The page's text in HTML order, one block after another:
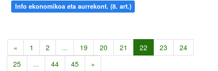
Info ekonomikoa eta aurrekont. (8. art.)
« 1 2 ... 19 20 21 22 23
24
25
... 44 45 »